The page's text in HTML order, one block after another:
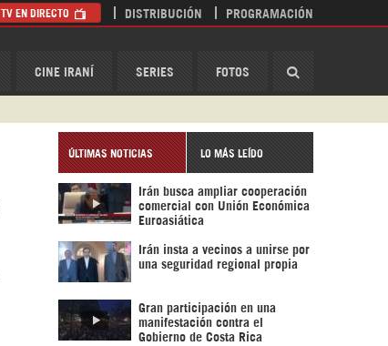
CINE IRANÍ SERIES FOTOS
TV EN DIRECTO DISTRIBUCIÓN PROGRAMACIÓN
ÚLTIMAS NOTICIAS LO MÁS LEÍDO
Irán busca ampliar cooperación
comercial con Unión Económica
Euroasiática
Irán insta a vecinos a unirse por
una seguridad regional propia
Gran participación en una
manifestación contra el
Gobierno de Costa Rica